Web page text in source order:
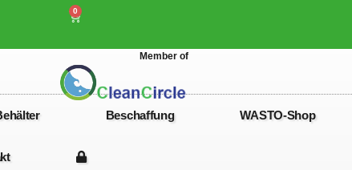
0
Member of
Beschaffung WASTO-Shop